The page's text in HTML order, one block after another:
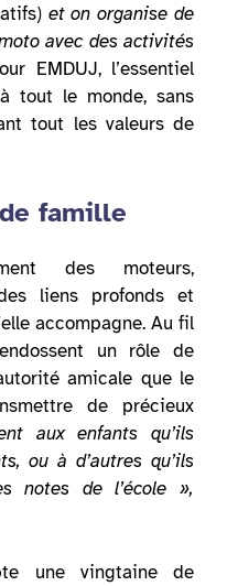
et on organise de
avec des activités
EMDUJ, l’essentiel
tout le monde, sans
tout les valeurs de
famille
des moteurs,
liens profonds et
accompagne. Au fil
un rôle de
amicale que le
de précieux
aux enfants qu’ils
ou à d’autres qu’ils
notes de l’école »,
une vingtaine de